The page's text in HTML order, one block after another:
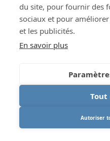
du site, pour fournir des
sociaux et pour
et les publicités.
En savoir plus
Tout
Autoriser